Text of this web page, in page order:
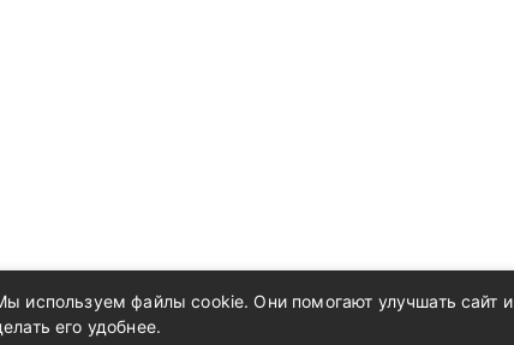
используем файлы cookie. Они помогают улучшать сайт и
его удобнее.